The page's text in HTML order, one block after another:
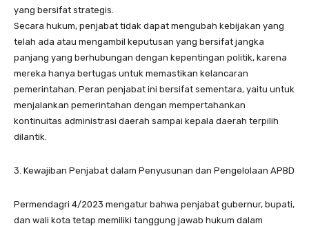
yang bersifat strategis.
Secara hukum, penjabat tidak dapat mengubah kebijakan yang
telah ada atau mengambil keputusan yang bersifat jangka
panjang yang berhubungan dengan kepentingan politik, karena
mereka hanya bertugas untuk memastikan kelancaran
pemerintahan. Peran penjabat ini bersifat sementara, yaitu untuk
menjalankan pemerintahan dengan mempertahankan
kontinuitas administrasi daerah sampai kepala daerah terpilih
dilantik.
3. Kewajiban Penjabat dalam Penyusunan dan Pengelolaan APBD
Permendagri 4/2023 mengatur bahwa penjabat gubernur, bupati,
dan wali kota tetap memiliki tanggung jawab hukum dalam